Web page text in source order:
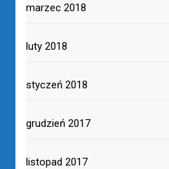
marzec 2018
luty 2018
styczeń 2018
grudzień 2017
listopad 2017